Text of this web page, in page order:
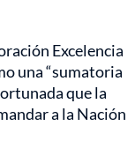
Excelencia
una “sumatoria
que la
a la Nación